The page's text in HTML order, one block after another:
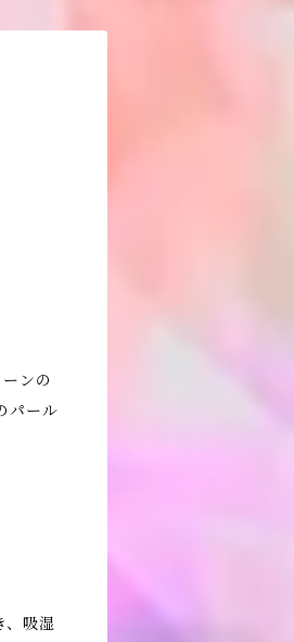
ンの
パール
、吸湿